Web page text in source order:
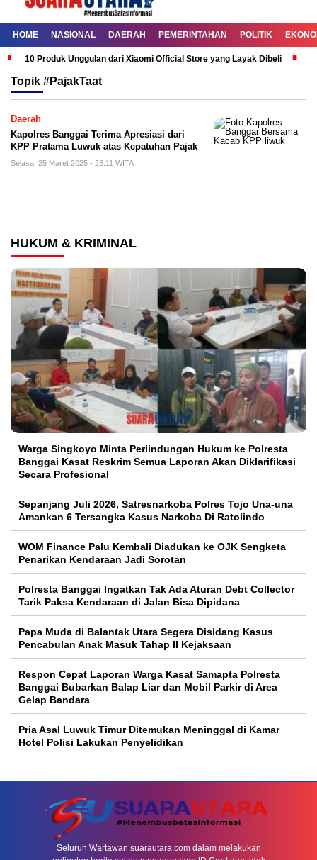
HOME NASIONAL DAERAH PEMERINTAHAN POLITIK
10 Produk Unggulan dari Xiaomi Official Store yang Layak Dibeli
Topik #PajakTaat
Daerah
Kapolres Banggai Terima Apresiasi dari
KPP Pratama Luwuk atas Kepatuhan Pajak
Selasa, 25 Maret 2025 - 23:11 WITA
HUKUM & KRIMINAL
Warga Singkoyo Minta Perlindungan Hukum ke Polresta
Banggai Kasat Reskrim Semua Laporan Akan Diklarifikasi
Secara Profesional
Sepanjang Juli 2026, Satresnarkoba Polres Tojo Una-una
Amankan 6 Tersangka Kasus Narkoba Di Ratolindo
WOM Finance Palu Kembali Diadukan ke OJK Sengketa
Penarikan Kendaraan Jadi Sorotan
Polresta Banggai Ingatkan Tak Ada Aturan Debt Collector
Tarik Paksa Kendaraan di Jalan Bisa Dipidana
Papa Muda di Balantak Utara Segera Disidang Kasus
Pencabulan Anak Masuk Tahap II Kejaksaan
Respon Cepat Laporan Warga Kasat Samapta Polresta
Banggai Bubarkan Balap Liar dan Mobil Parkir di Area
Gelap Bandara
Pria Asal Luwuk Timur Ditemukan Meninggal di Kamar
Hotel Polisi Lakukan Penyelidikan
Seluruh Wartawan suarautara.com dalam melakukan